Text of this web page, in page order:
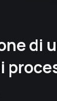
di